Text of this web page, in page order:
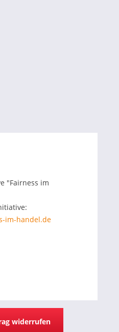
"Fairness im
im-handel.de
widerrufen